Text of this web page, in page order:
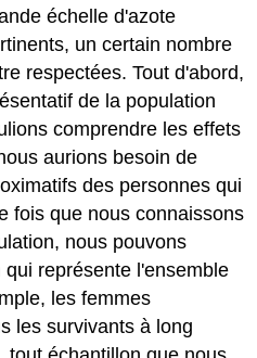
échelle d'azote
un certain nombre
respectées. Tout d'abord,
de la population
comprendre les effets
aurions besoin de
des personnes qui
fois que nous connaissons
nous pouvons
représente l'ensemble
les femmes
les survivants à long